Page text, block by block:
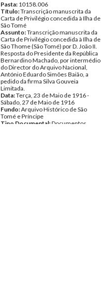
Pasta: 10158.006
Título:Transcrição manuscrita da
Carta de Privilégio concedida à Ilha de
São Tomé
Assunto:Transcrição manuscrita da
Carta de Privilégio concedida à Ilha de
São Thome (São Tomé) por D. João II.
Resposta do Presidente da República
Bernardino Machado, por intermédio
do Director do Arquivo Nacional,
António Eduardo Simões Baião, a
pedido da firma Silva Gouveia
Limitada.
Data:Terça, 23 de Maio de 1916 -
Sábado, 27 de Maio de 1916
Fundo:Arquivo Histórico de São
Tomé e Príncipe
Tipo Documental:Documentos